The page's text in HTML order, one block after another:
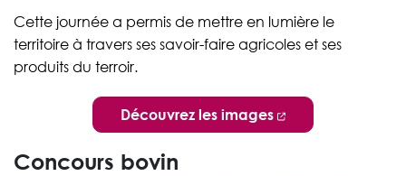
Cette journée a permis de mettre en lumière le
territoire à travers ses savoir-faire agricoles et ses
produits du terroir.
Découvrez les images
Concours bovin